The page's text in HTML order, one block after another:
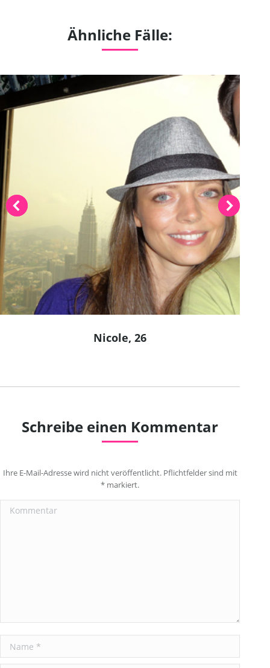
Ähnliche Fälle:
Nicole, 26
Schreibe einen Kommentar
Ihre E-Mail-Adresse wird nicht veröffentlicht. Pflichtfelder sind mit
* markiert.
Kommentar
Name *